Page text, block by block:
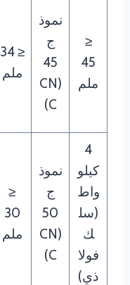
≤
45
ملم
نموذ
ج
45
(CN
C)
≤ 34
ملم
4
كيلو
واط
(سل
ك
فولا
ذي)
نموذ
ج
50
(CN
C)
≤
30
ملم